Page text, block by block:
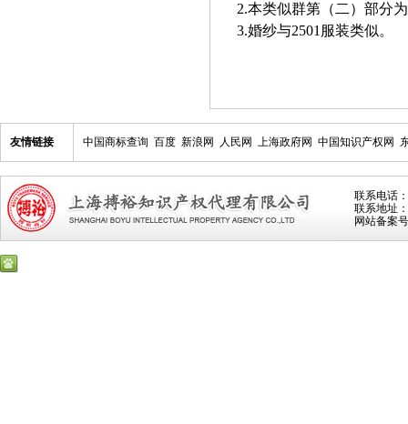
2.本类似群第（二）部分
3.婚纱与2501服装类似。
友情链接 中国商标查询 百度 新浪网 人民网 上海政府网 中国知识产权网
联系电话
联系地址
网站备案